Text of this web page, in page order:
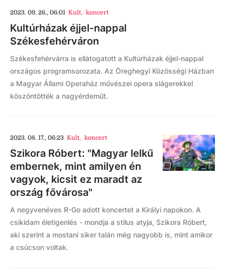
2023. 09. 26., 06:01 Kult, koncert
Kultúrházak éjjel-nappal
Székesfehérváron
Székesfehérvárra is ellátogatott a Kultúrházak éjjel-nappal
országos programsorozata. Az Öreghegyi Közösségi Házban
a Magyar Állami Operaház művészei opera slágerekkel
köszöntötték a nagyérdeműt.
2023. 08. 17., 06:23 Kult, koncert
Szikora Róbert: "Magyar lelkű
embernek, mint amilyen én
vagyok, kicsit ez maradt az
ország fővárosa"
A negyvenéves R-Go adott koncertet a Királyi napokon. A
csikidam életigenlés - mondja a stílus atyja, Szikora Róbert,
aki szerint a mostani siker talán még nagyobb is, mint amikor
a csúcson voltak.